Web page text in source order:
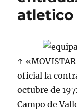
atletico
↑
oficial la
octubre de
Campo de